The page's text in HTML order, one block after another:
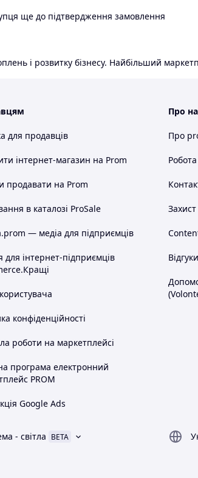
ще до підтвердження замовлення
і розвитку бізнесу. Найбільший
для продавців
інтернет-магазин на Prom
продавати на Prom
в каталозі ProSale
— медіа для підприємців
для інтернет-підприємців
конфіденційності
роботи на маркетплейсі
програма електронний
PROM
Google Ads
Про
Про
- світла BETA